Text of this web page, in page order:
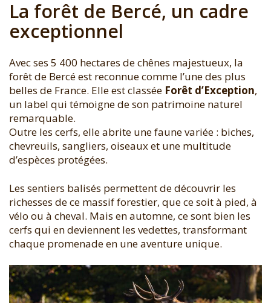
La forêt de Bercé, un cadre
exceptionnel
Avec ses 5 400 hectares de chênes majestueux, la
forêt de Bercé est reconnue comme l’une des plus
belles de France. Elle est classée Forêt d’Exception,
un label qui témoigne de son patrimoine naturel
remarquable.
Outre les cerfs, elle abrite une faune variée : biches,
chevreuils, sangliers, oiseaux et une multitude
d’espèces protégées.
Les sentiers balisés permettent de découvrir les
richesses de ce massif forestier, que ce soit à pied, à
vélo ou à cheval. Mais en automne, ce sont bien les
cerfs qui en deviennent les vedettes, transformant
chaque promenade en une aventure unique.